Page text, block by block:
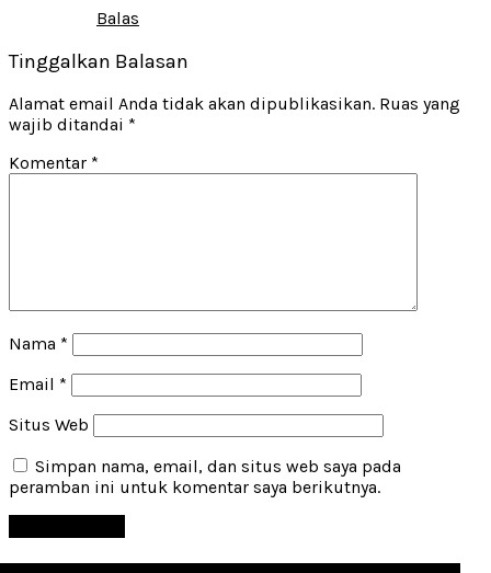
Balas
Tinggalkan Balasan
Alamat email Anda tidak akan dipublikasikan. Ruas yang
wajib ditandai *
Komentar *
Nama *
Email *
Situs Web
Simpan nama, email, dan situs web saya pada
peramban ini untuk komentar saya berikutnya.